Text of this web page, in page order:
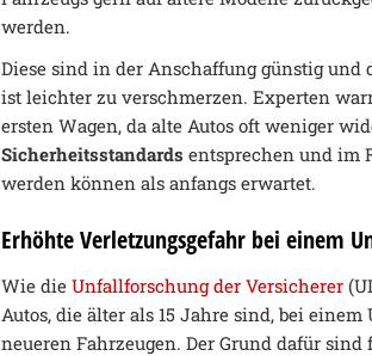
werden.
Diese sind in der Anschaffung günstig und
ist leichter zu verschmerzen. Experten
ersten Wagen, da alte Autos oft weniger
Sicherheitsstandardsentsprechen und im
werden können als anfangs erwartet.
Erhöhte Verletzungsgefahr bei einem
Wie dieUnfallforschung der Versicherer
Autos, die älter als 15 Jahre sind, bei
neueren Fahrzeugen. Der Grund dafür